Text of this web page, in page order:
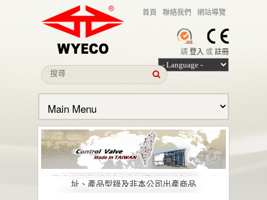
首頁 聯絡我們 網站導覽
請登入 或註冊
本公司名義遭冒用之聲明
近期出現仿冒我司全球多經銷據點的網站、網
址、產品型錄及非本公司出產商品